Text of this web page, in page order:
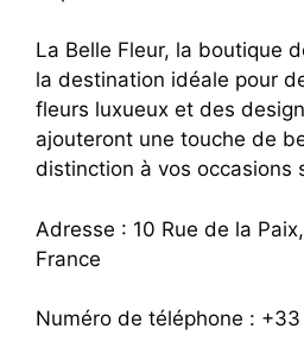
La Belle Fleur, la boutique
la destination idéale pour
fleurs luxueux et des
ajouteront une touche de
distinction à vos occasions
Adresse : 10 Rue de la
France
Numéro de téléphone :